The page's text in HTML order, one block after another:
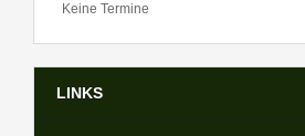
Keine Termine
LINKS